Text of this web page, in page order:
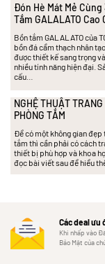
Đón Hè Mát Mẻ Cùng
Tắm GALALATO Cao
Bồn tắm GALALATO của
bồn đá cẩm thạch nhân
được thiết kế sang trọng
nhiều tính năng hiện đại.
cấu…
NGHỆ THUẬT TRANG
PHÒNG TẮM
Để có một không gian đẹp
tắm thì cần phải có cách
thiết bị phù hợp và khoa
đọc bài viết sau để hiểu
Các deal ưu
Khi nhấp vào
Bảo Mật của